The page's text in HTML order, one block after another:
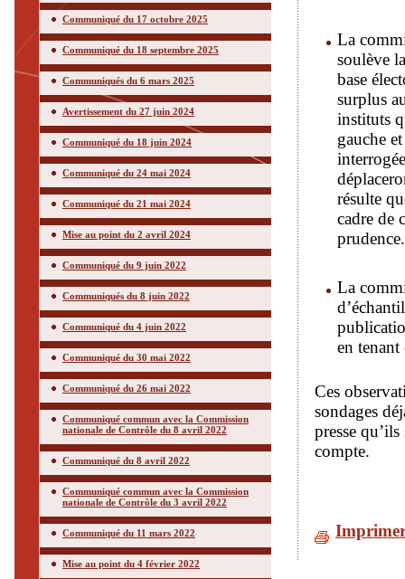
Communiqué du 17 octobre 2025
Communiqué du 18 septembre 2025
Communiqués du 6 mars 2025
Avertissement du 27 juin 2024
Communiqué du 18 juin 2024
Communiqué du 24 mai 2024
Communiqué du 21 mai 2024
Mise au point du 2 avril 2024
Communiqué du 9 juin 2022
Communiqués du 8 juin 2022
Communiqué du 4 juin 2022
Communiqué du 30 mai 2022
Communiqué du 26 mai 2022
Communiqué commun avec la Commission
nationale de Contrôle du 8 avril 2022
Communiqué du 8 avril 2022
Communiqué commun avec la Commission
nationale de Contrôle du 3 avril 2022
Communiqué du 11 mars 2022
Mise au point du 4 février 2022
La
soulève
base
surplus
instituts
gauche
résulte
cadre de
prudence.
La
en
Ces
sondages
presse
compte.